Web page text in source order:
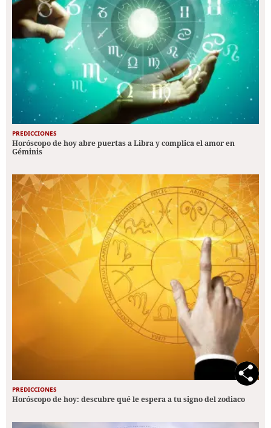
PREDICCIONES
Horóscopo de hoy abre puertas a Libra y complica el amor en
Géminis
PREDICCIONES
Horóscopo de hoy: descubre qué le espera a tu signo del zodiaco